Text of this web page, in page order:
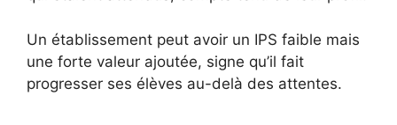
Un établissement peut avoir un IPS faible mais
une forte valeur ajoutée, signe qu’il fait
progresser ses élèves au-delà des attentes.